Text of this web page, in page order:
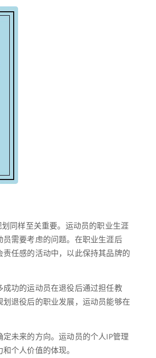
同样至关重要。运动员的职业生涯
需要考虑的问题。在职业生涯后
任感的活动中，以此保持其品牌的
功的运动员在退役后通过担任教
退役后的职业发展，运动员能够在
未来的方向。运动员的个人IP管理
个人价值的体现。